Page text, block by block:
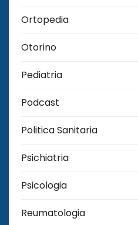
Ortopedia
Otorino
Pediatria
Podcast
Politica Sanitaria
Psichiatria
Psicologia
Reumatologia